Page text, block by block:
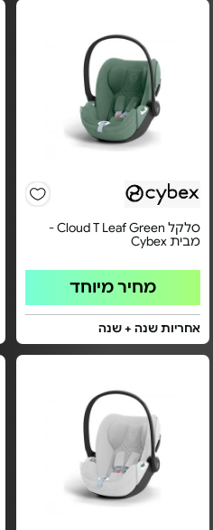
סלקל Cloud T Leaf Green -
מבית Cybex
מחיר מיוחד
אחריות שנה + שנה